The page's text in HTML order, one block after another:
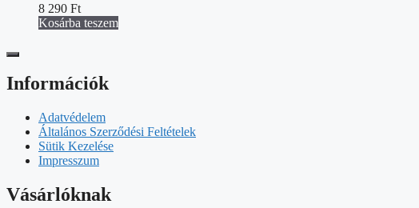
8 290 Ft
Kosárba teszem
Információk
Adatvédelem
Általános Szerződési Feltételek
Sütik Kezelése
Impresszum
Vásárlóknak